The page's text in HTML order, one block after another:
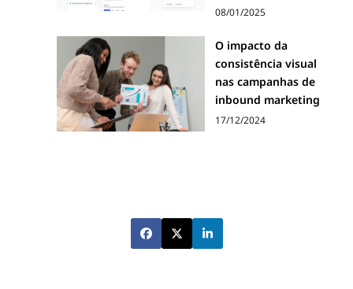
08/01/2025
O impacto da
consistência visual
nas campanhas de
inbound marketing
17/12/2024